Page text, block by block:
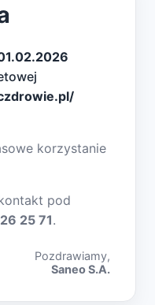
korzystanie
pod
25 71.
Pozdrawiamy,
Saneo S.A.